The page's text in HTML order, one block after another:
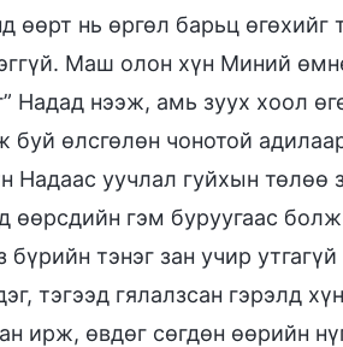
өөрт нь өргөл барьц өгөхийг
Маш олон хүн Миний
Надад нээж, амь зуух хоол
буй өлсгөлөн чонотой
Надаас уучлал гуйхын төлөө
өөрсдийн гэм буруугаас
тэнэг зан учир
тэгээд гялалзсан гэрэлд
ирж, өвдөг сөгдөн өөрийн